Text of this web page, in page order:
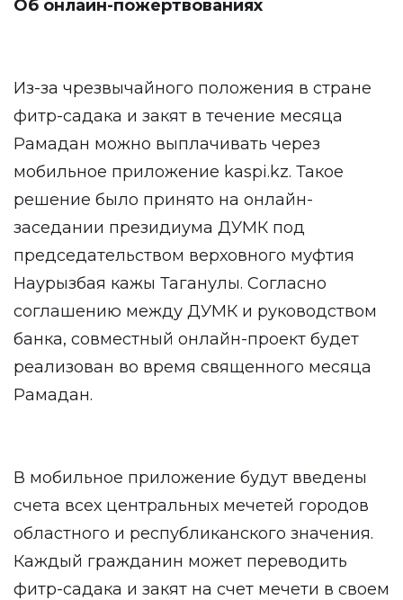
Об онлайн-пожертвованиях
Из-за чрезвычайного положения в стране
фитр-садака и закят в течение месяца
Рамадан можно выплачивать через
мобильное приложение kaspi.kz. Такое
решение было принято на онлайн-
заседании президиума ДУМК под
председательством верховного муфтия
Наурызбая кажы Таганулы. Согласно
соглашению между ДУМК и руководством
банка, совместный онлайн-проект будет
реализован во время священного месяца
Рамадан.
В мобильное приложение будут введены
счета всех центральных мечетей городов
областного и республиканского значения.
Каждый гражданин может переводить
фитр-садака и закят на счет мечети в своем